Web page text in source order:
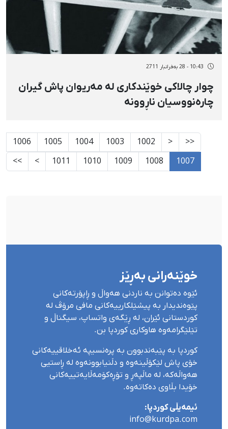
10:43 - 28 بەفرانبار 2711
چوار چالاكی خوێندكاری لە مەریوان پاش گیران
چارەنووسیان ناڕوونە
<<
<
1002
1003
1004
1005
1006
1007
1008
1009
1010
1011
>
>>
خوێنەرانی بەڕێز
ئێوە دەتوانن بە ناردنی هەواڵ و ڕاپۆرتەکانی
پێوەندیدار بە پیشێلکارییەکانی مافی مرۆڤ لە
کوردستانی ئێران، لە ڕێگەی واتساپ، سیگناڵ و
تێلێگرامەوە هاوکاری کوردپا بن.
کوردپا بە پێبەندبوون بە پرەنسیپە ئەخلاقییەکانی
خۆی پاش لێکۆڵینەوە و دڵنیابوونەوە لە ڕاستیی
هەواڵەکە، لە ماڵپەڕ و تۆڕەکۆمەڵایەتییەکانی
خۆیدا بڵاوی دەکاتەوە.
ئیمەیڵی کوردپا:
info@kurdpa.com